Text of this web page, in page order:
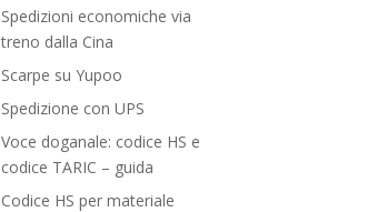
Spedizioni economiche via
treno dalla Cina
Scarpe su Yupoo
Spedizione con UPS
Voce doganale: codice HS e
codice TARIC – guida
Codice HS per materiale